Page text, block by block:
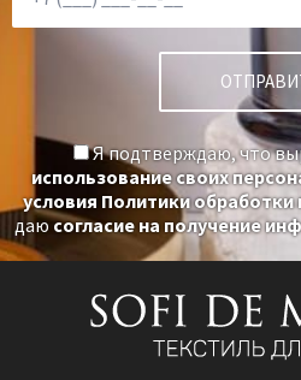
Я подтверждаю, что
использование своих
условия Политики
даюсогласие на получение